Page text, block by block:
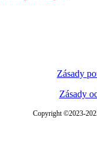
Zásady
Zásady
Copyright ©2023-